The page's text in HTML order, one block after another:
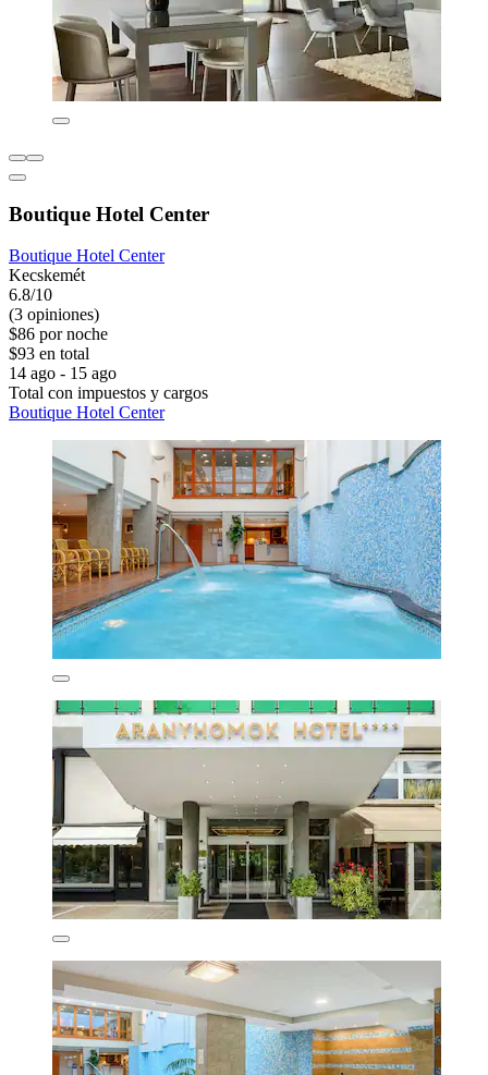
Boutique Hotel Center
Boutique Hotel Center
Kecskemét
6.8/10
(3 opiniones)
$86 por noche
$93 en total
14 ago - 15 ago
Total con impuestos y cargos
Boutique Hotel Center